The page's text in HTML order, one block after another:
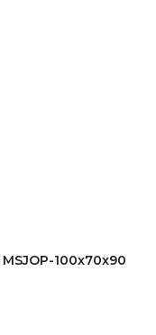
100x70x90